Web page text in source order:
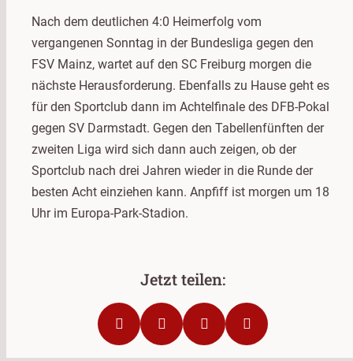
Nach dem deutlichen 4:0 Heimerfolg vom
vergangenen Sonntag in der Bundesliga gegen den
FSV Mainz, wartet auf den SC Freiburg morgen die
nächste Herausforderung. Ebenfalls zu Hause geht es
für den Sportclub dann im Achtelfinale des DFB-Pokal
gegen SV Darmstadt. Gegen den Tabellenfünften der
zweiten Liga wird sich dann auch zeigen, ob der
Sportclub nach drei Jahren wieder in die Runde der
besten Acht einziehen kann. Anpfiff ist morgen um 18
Uhr im Europa-Park-Stadion.